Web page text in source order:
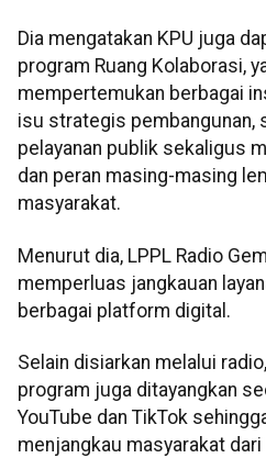
Dia mengatakan KPU juga
program Ruang Kolaborasi,
mempertemukan berbagai
isu strategis pembangunan,
pelayanan publik sekaligus
dan peran masing-masing
masyarakat.
Menurut dia, LPPL Radio
memperluas jangkauan
berbagai platform digital.
Selain disiarkan melalui
program juga ditayangkan
YouTube dan TikTok
menjangkau masyarakat